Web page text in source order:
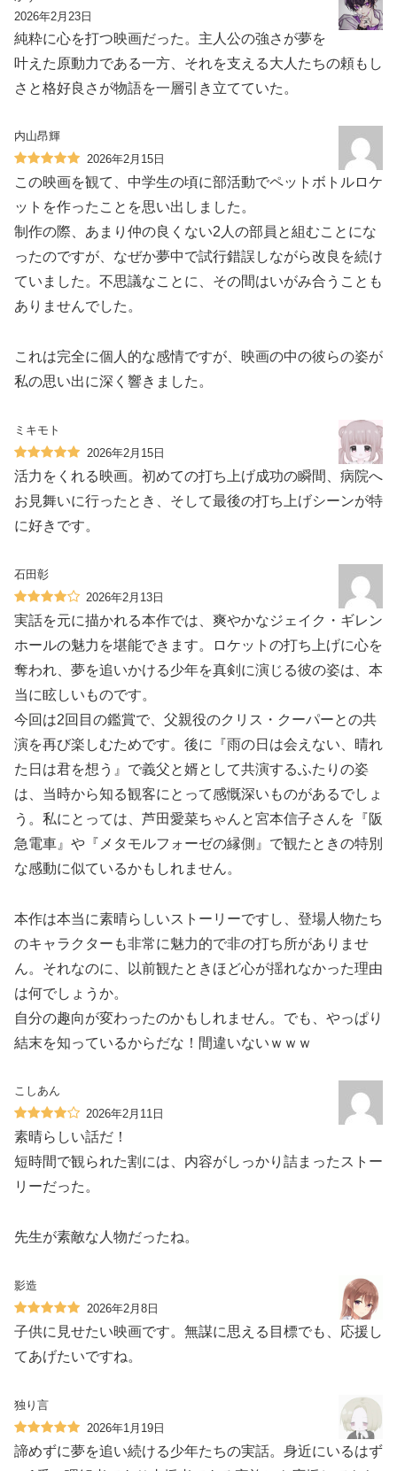
2026年2月23日
純粋に心を打つ映画だった。主人公の強さが夢を
叶えた原動力である一方、それを支える大人たちの頼もし
さと格好良さが物語を一層引き立てていた。
内山昂輝
2026年2月15日
この映画を観て、中学生の頃に部活動でペットボトルロケ
ットを作ったことを思い出しました。
制作の際、あまり仲の良くない2人の部員と組むことにな
ったのですが、なぜか夢中で試行錯誤しながら改良を続け
ていました。不思議なことに、その間はいがみ合うことも
ありませんでした。
これは完全に個人的な感情ですが、映画の中の彼らの姿が
私の思い出に深く響きました。
ミキモト
2026年2月15日
活力をくれる映画。初めての打ち上げ成功の瞬間、病院へ
お見舞いに行ったとき、そして最後の打ち上げシーンが特
に好きです。
石田彰
2026年2月13日
実話を元に描かれる本作では、爽やかなジェイク・ギレン
ホールの魅力を堪能できます。ロケットの打ち上げに心を
奪われ、夢を追いかける少年を真剣に演じる彼の姿は、本
当に眩しいものです。
今回は2回目の鑑賞で、父親役のクリス・クーパーとの共
演を再び楽しむためです。後に『雨の日は会えない、晴れ
た日は君を想う』で義父と婿として共演するふたりの姿
は、当時から知る観客にとって感慨深いものがあるでしょ
う。私にとっては、芦田愛菜ちゃんと宮本信子さんを『阪
急電車』や『メタモルフォーゼの縁側』で観たときの特別
な感動に似ているかもしれません。
本作は本当に素晴らしいストーリーですし、登場人物たち
のキャラクターも非常に魅力的で非の打ち所がありませ
ん。それなのに、以前観たときほど心が揺れなかった理由
は何でしょうか。
自分の趣向が変わったのかもしれません。でも、やっぱり
結末を知っているからだな！間違いないｗｗｗ
こしあん
2026年2月11日
素晴らしい話だ！
短時間で観られた割には、内容がしっかり詰まったストー
リーだった。
先生が素敵な人物だったね。
影造
2026年2月8日
子供に見せたい映画です。無謀に思える目標でも、応援し
てあげたいですね。
独り言
2026年1月19日
諦めずに夢を追い続ける少年たちの実話。身近にいるはず